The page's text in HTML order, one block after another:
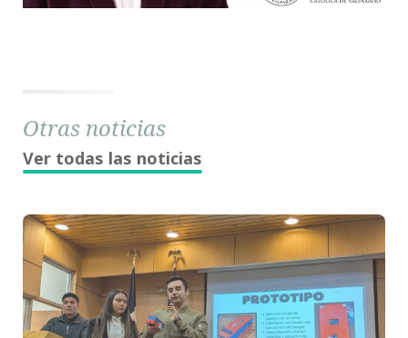
Otras noticias
Ver todas las noticias